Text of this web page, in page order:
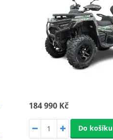
184 990 Kč
Do košíku